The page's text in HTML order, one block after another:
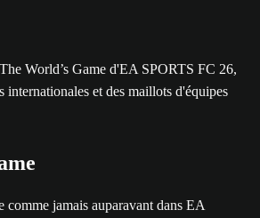
comme jamais auparavant dans EA